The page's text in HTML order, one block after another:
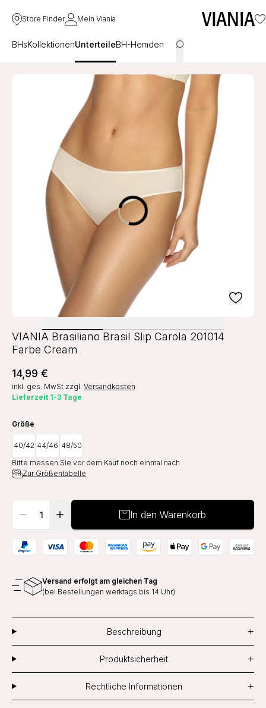
Store Finder Mein Viania
BHsKollektionenUnterteileBH-Hemden
VIANIA Brasiliano Brasil Slip Carola 201014
Farbe Cream
14,99 €
inkl. ges. MwSt zzgl. Versandkosten
Lieferzeit 1-3 Tage
Größe
40/42 44/46 48/50
Bitte messen Sie vor dem Kauf noch einmal nach
Zur Größentabelle
In den Warenkorb
Versand erfolgt am gleichen Tag
(bei Bestellungen werktags bis 14 Uhr)
Beschreibung +
Produktsicherheit +
Rechtliche Informationen +